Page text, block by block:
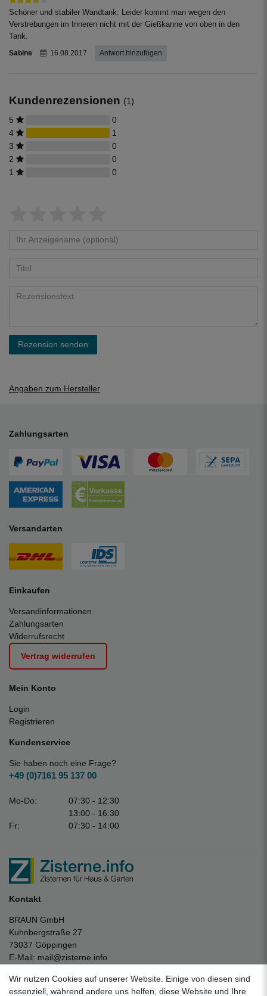
Kundenrezensionen (1)
5
0
4
1
3
0
2
0
1
0
Rezension senden
Schöner und stabiler Wandtank. Leider kommt man wegen den
Verstrebungen im Inneren nicht mit der Gießkanne von oben in den
Tank.
Sabine 16.08.2017 Antwort hinzufügen
Angaben zum Hersteller
Zahlungsarten
Versandarten
Einkaufen
Versandinformationen
Zahlungsarten
Widerrufsrecht
Vertrag widerrufen
Mein Konto
Login
Registrieren
Kundenservice
Sie haben noch eine Frage?
+49 (0)7161 95 137 00
Mo-Do:
07:30 - 12:30
13:00 - 16:30
Fr:
07:30 - 14:00
Kontakt
BRAUN GmbH
Kuhnbergstraße 27
73037 Göppingen
E-Mail: mail@zisterne.info
Unternehmen
Wir nutzen Cookies auf unserer Website. Einige von diesen sind
essenziell, während andere uns helfen, diese Website und Ihre